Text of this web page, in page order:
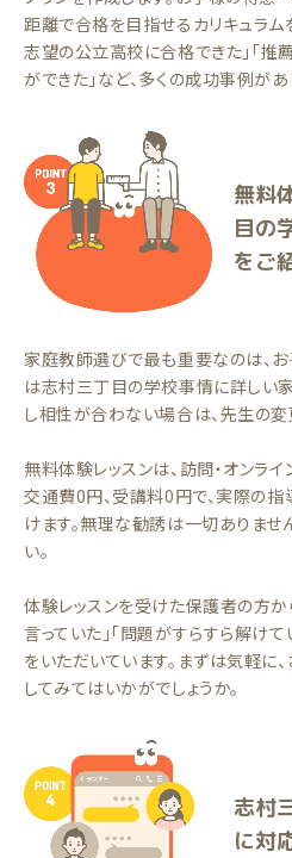
距離で合格を目指せるカリキュラム
志望の公立高校に合格できた」「推
ができた」など、多くの成功事例があ
無料
目の
をご
家庭教師選びで最も重要なのは、お
は志村三丁目の学校事情に詳しい
し相性が合わない場合は、先生の変
無料体験レッスンは、訪問・オンラ
交通費0円、受講料0円で、実際の指
けます。無理な勧誘は一切ありませ
い。
体験レッスンを受けた保護者の方か
言っていた」「問題がすらすら解け
をいただいています。まずは気軽に
してみてはいかがでしょうか。
志村
に対